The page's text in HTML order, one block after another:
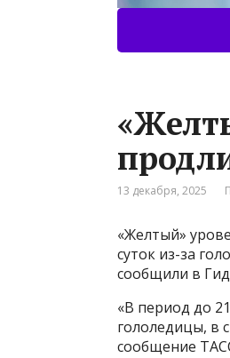
13 декабря, 2025
«Желтый»
суток из-за
сообщили в
«В период до
гололедицы, в
сообщение